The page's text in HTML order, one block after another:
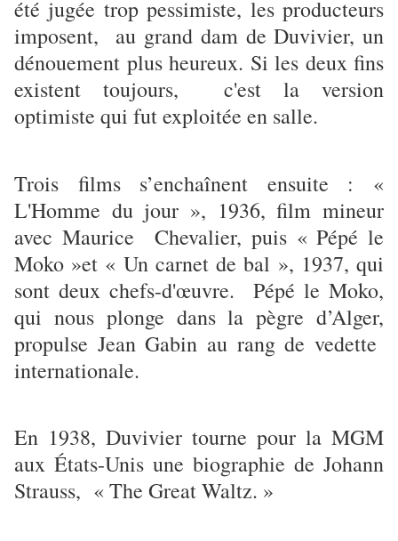
été jugée trop pessimiste, les producteurs
imposent, au grand dam de Duvivier, un
dénouement plus heureux. Si les deux fins
existent toujours, c'est la version
optimiste qui fut exploitée en salle.
Trois films s’enchaînent ensuite : «
L'Homme du jour », 1936, film mineur
avec Maurice Chevalier, puis « Pépé le
Moko »et « Un carnet de bal », 1937, qui
sont deux chefs-d'œuvre. Pépé le Moko,
qui nous plonge dans la pègre d’Alger,
propulse Jean Gabin au rang de vedette
internationale.
En 1938, Duvivier tourne pour la MGM
aux États-Unis une biographie de Johann
Strauss, « The Great Waltz. »